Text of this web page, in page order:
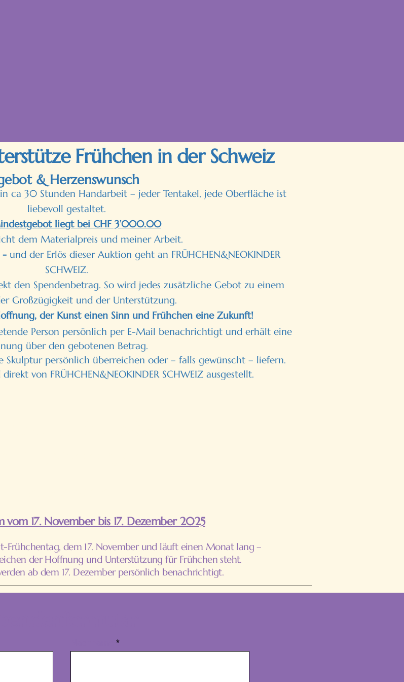
Frühchen in der Schweiz
& Herzenswunsch
ca 30 Stunden Handarbeit – jeder Tentakel, jede Oberfläche ist
liebevoll gestaltet.
liegt bei CHF 3’000.00
dem Materialpreis und meiner Arbeit.
- und der Erlös dieser Auktion geht an FRÜHCHEN&NEOKINDER
SCHWEIZ.
den Spendenbetrag. So wird jedes zusätzliche Gebot zu einem
Großzügigkeit und der Unterstützung.
der Kunst einen Sinn und Frühchen eine Zukunft!
Person persönlich per E-Mail benachrichtigt und erhält eine
über den gebotenen Betrag.
Skulptur persönlich überreichen oder – falls gewünscht – liefern.
von FRÜHCHEN&NEOKINDER SCHWEIZ ausgestellt.
vom 17. November bis 17. Dezember 2025
Frühchentag, dem 17. November und läuft einen Monat lang –
der Hoffnung und Unterstützung für Frühchen steht.
ab dem 17. Dezember persönlich benachrichtigt.